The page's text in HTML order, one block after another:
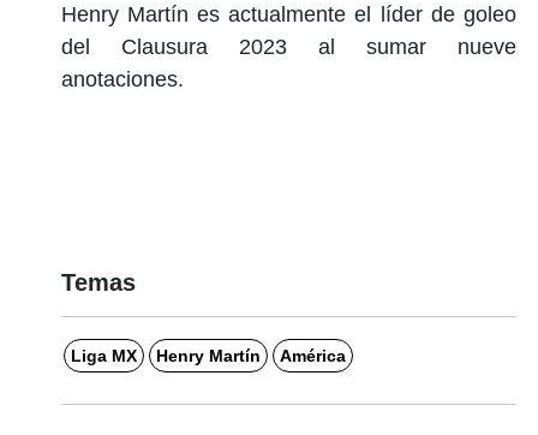
Henry Martín es actualmente el líder de goleo
del Clausura 2023 al sumar nueve
anotaciones.
Temas
Liga MX Henry Martín América